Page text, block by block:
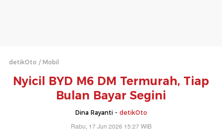
detikOto Mobil
Nyicil BYD M6 DM Termurah, Tiap
Bulan Bayar Segini
Dina Rayanti - detikOto
Rabu, 17 Jun 2026 15:27 WIB